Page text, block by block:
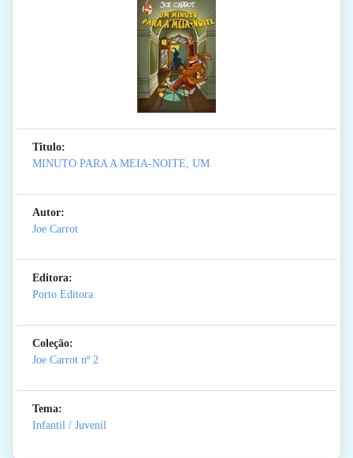
Titulo:
MINUTO PARA A MEIA-NOITE, UM
Autor:
Joe Carrot
Editora:
Porto Editora
Coleção:
Joe Carrot nº 2
Tema:
Infantil / Juvenil